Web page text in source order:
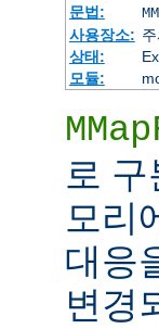
문법:
사용장소:
상태:
모듈:
로
모리
대응
변경